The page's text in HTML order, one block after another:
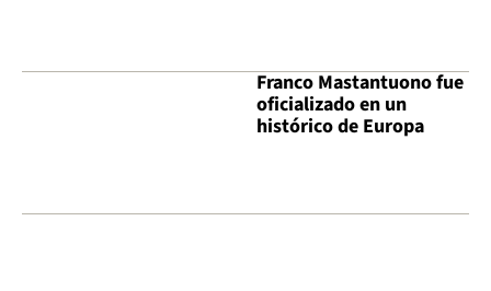
Franco Mastantuono fue
oficializado en un
histórico de Europa